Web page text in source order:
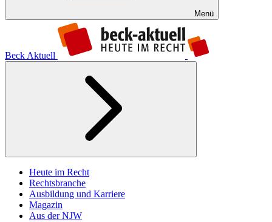
Menü
Beck Aktuell
Heute im Recht
Rechtsbranche
Ausbildung und Karriere
Magazin
Aus der NJW